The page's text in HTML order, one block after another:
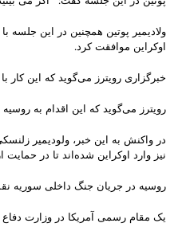
ولادیمیر پوتین همچنین در این
اوکراین موافقت کرد.
خبرگزاری رویترز می‌گوید که این
رویترز می‌گوید که این اقدام به
در واکنش به این خبر، ولودیمیر
نیز وارد اوکراین شده‌اند تا در حمایت از دولت اوکراین بجنگند.آقای زلنسکی
روسیه در جریان جنگ داخلی سوریه
یک مقام رسمی آمریکا در وزارت دفاع